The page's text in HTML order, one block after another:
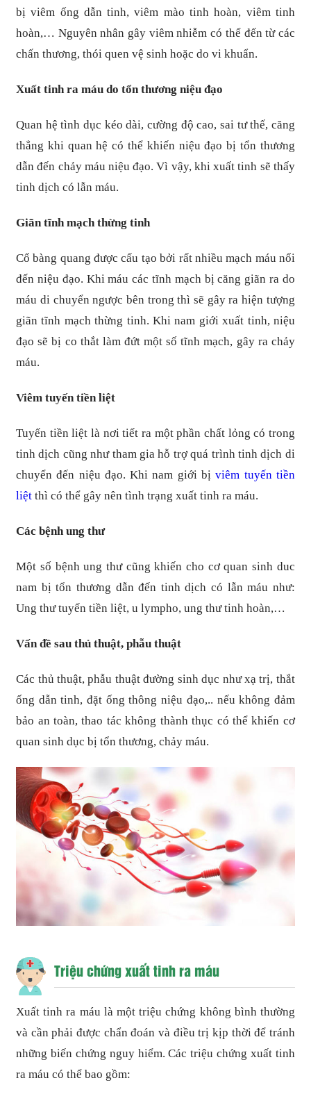
bị viêm ống dẫn tinh, viêm mào tinh hoàn, viêm tinh
hoàn,… Nguyên nhân gây viêm nhiễm có thể đến từ các
chấn thương, thói quen vệ sinh hoặc do vi khuẩn.
Xuất tinh ra máu do tổn thương niệu đạo
Quan hệ tình dục kéo dài, cường độ cao, sai tư thế, căng
thẳng khi quan hệ có thể khiến niệu đạo bị tổn thương
dẫn đến chảy máu niệu đạo. Vì vậy, khi xuất tinh sẽ thấy
tinh dịch có lẫn máu.
Giãn tĩnh mạch thừng tinh
Cổ bàng quang được cấu tạo bởi rất nhiều mạch máu nối
đến niệu đạo. Khi máu các tĩnh mạch bị căng giãn ra do
máu di chuyển ngược bên trong thì sẽ gây ra hiện tượng
giãn tĩnh mạch thừng tinh. Khi nam giới xuất tinh, niệu
đạo sẽ bị co thắt làm đứt một số tĩnh mạch, gây ra chảy
máu.
Viêm tuyến tiền liệt
Tuyến tiền liệt là nơi tiết ra một phần chất lỏng có trong
tinh dịch cũng như tham gia hỗ trợ quá trình tinh dịch di
chuyển đến niệu đạo. Khi nam giới bịviêm tuyến tiền
liệt thì có thể gây nên tình trạng xuất tinh ra máu.
Các bệnh ung thư
Một số bệnh ung thư cũng khiến cho cơ quan sinh duc
nam bị tổn thương dẫn đến tinh dịch có lẫn máu như:
Ung thư tuyến tiền liệt, u lympho, ung thư tinh hoàn,…
Vấn đề sau thủ thuật, phẫu thuật
Các thủ thuật, phẫu thuật đường sinh dục như xạ trị, thắt
ống dẫn tinh, đặt ống thông niệu đạo,.. nếu không đảm
bảo an toàn, thao tác không thành thục có thể khiến cơ
quan sinh dục bị tổn thương, chảy máu.
Triệu chứng xuất tinh ra máu
Xuất tinh ra máu là một triệu chứng không bình thường
và cần phải được chẩn đoán và điều trị kịp thời để tránh
những biến chứng nguy hiểm. Các triệu chứng xuất tinh
ra máu có thể bao gồm: